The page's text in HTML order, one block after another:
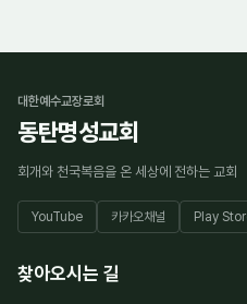
대한예수교장로회
동탄명성교회
회개와 천국복음을 온 세상에 전하는 교회
YouTube 카카오채널 Play
찾아오시는 길